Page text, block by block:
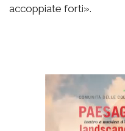
accoppiate forti».